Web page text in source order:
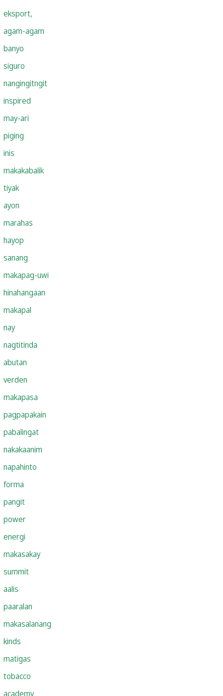
eksport,
agam-agam
banyo
siguro
nangingitngit
inspired
may-ari
piging
inis
makakabalik
tiyak
ayon
marahas
hayop
sanang
makapag-uwi
hinahangaan
makapal
nay
nagtitinda
abutan
verden
makapasa
pagpapakain
pabalingat
nakakaanim
napahinto
forma
pangit
power
energi
makasakay
summit
aalis
paaralan
makasalanang
kinds
matigas
tobacco
academy